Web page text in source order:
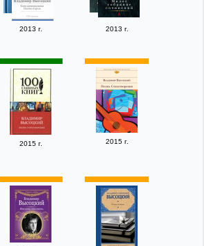
2013 г.
2013 г.
2015 г. 2015 г.